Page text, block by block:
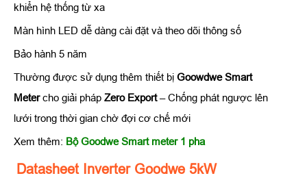
khiển hệ thống từ xa
Màn hình LED dễ dàng cài đặt và theo dõi thông số
Bảo hành 5 năm
Thường được sử dụng thêm thiết bị Goowdwe Smart
Metercho giải pháp Zero Export– Chống phát ngược lên
lưới trong thời gian chờ đợi cơ chế mới
Xem thêm: Bộ Goodwe Smart meter 1 pha
Datasheet Inverter Goodwe 5kW